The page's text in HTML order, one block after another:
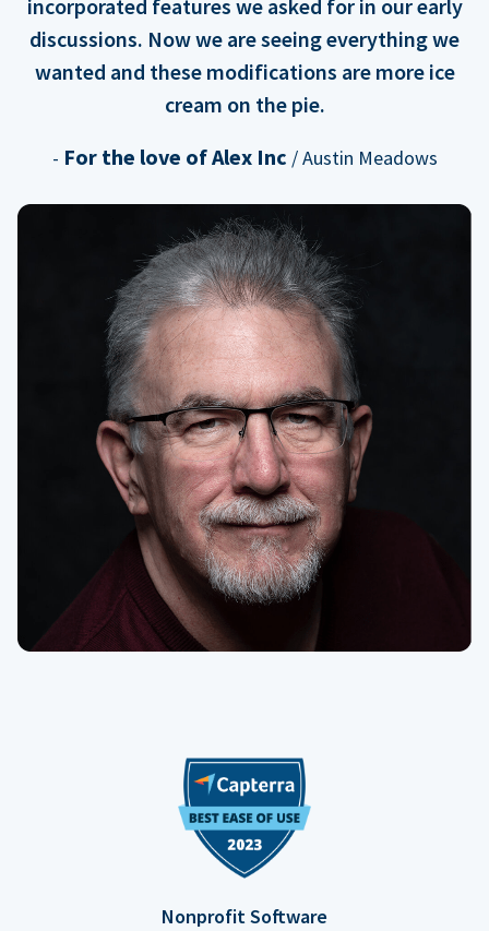
incorporated features we asked for in our early
discussions. Now we are seeing everything we
wanted and these modifications are more ice
cream on the pie.
- For the love of Alex Inc / Austin Meadows
Nonprofit Software